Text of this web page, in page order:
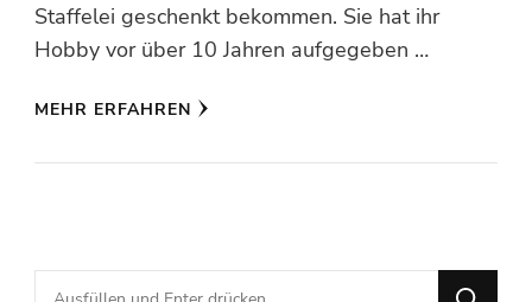
Staffelei geschenkt bekommen. Sie hat ihr
Hobby vor über 10 Jahren aufgegeben …
MEHR ERFAHREN
Suchst